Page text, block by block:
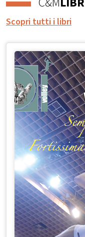
Scopri tutti i libri